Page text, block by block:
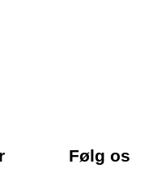
Følg os